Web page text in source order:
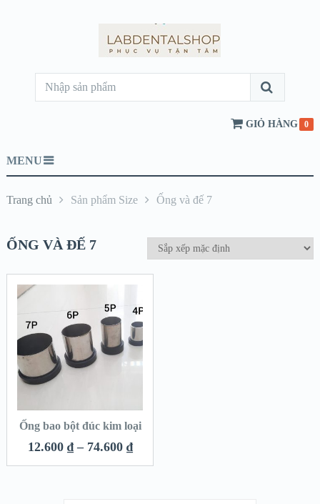
GIỎ HÀNG 0
MENU
Trang chủ Sản phẩm Size Ống và đế 7
ỐNG VÀ ĐẾ 7
Ống bao bột đúc kim loại
12.600 ₫ – 74.600 ₫